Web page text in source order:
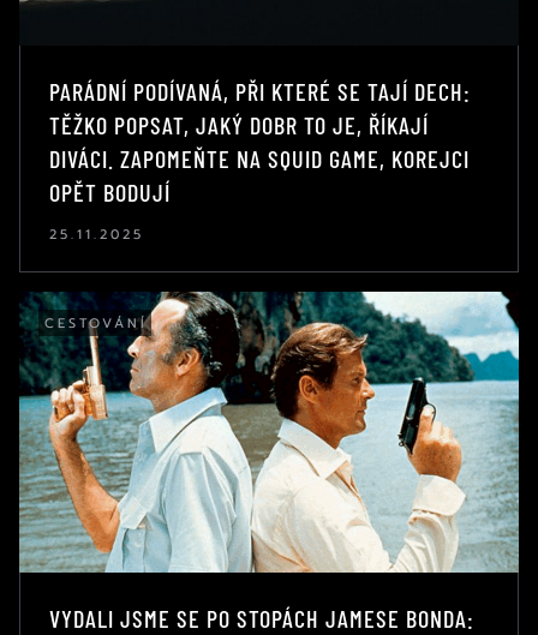
PARÁDNÍ PODÍVANÁ, PŘI KTERÉ SE TAJÍ DECH:
TĚŽKO POPSAT, JAKÝ DOBR TO JE, ŘÍKAJÍ
DIVÁCI. ZAPOMEŇTE NA SQUID GAME, KOREJCI
OPĚT BODUJÍ
25.11.2025
CESTOVÁNÍ
VYDALI JSME SE PO STOPÁCH JAMESE BONDA: